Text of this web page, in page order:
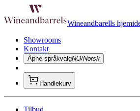
Wineandbarells
Showrooms
Kontakt
Åpne språkvalgNO/Norsk
Handlekurv
Tilbud